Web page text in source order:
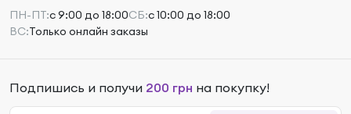
ПН-ПТ:с 9:00 до 18:00СБ:с 10:00 до 18:00
ВС:Только онлайн заказы
Подпишись и получи 200 грн на покупку!